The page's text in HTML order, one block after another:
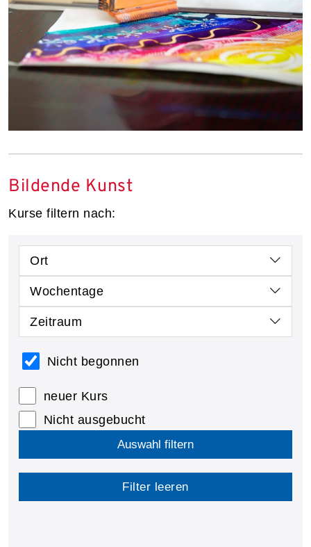
Bildende Kunst
Kurse filtern nach:
Ort
Wochentage
Zeitraum
Nicht begonnen
neuer Kurs
Nicht ausgebucht
Auswahl filtern
Filter leeren